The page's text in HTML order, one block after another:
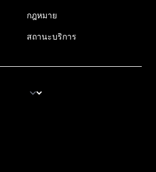
กฎหมาย
สถานะบริการ